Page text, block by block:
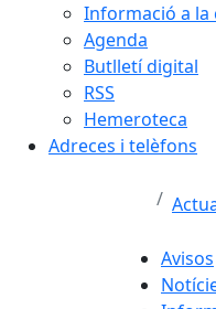
Informació a la
Agenda
Butlletí digital
RSS
Hemeroteca
Adreces i telèfons
Avisos